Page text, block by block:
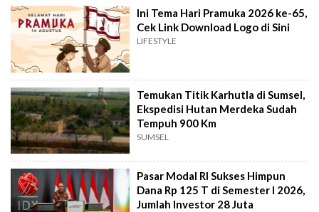
Ini Tema Hari Pramuka 2026 ke-65,
Cek Link Download Logo di Sini
LIFESTYLE
Temukan Titik Karhutla di Sumsel,
Ekspedisi Hutan Merdeka Sudah
Tempuh 900 Km
SUMSEL
Pasar Modal RI Sukses Himpun
Dana Rp 125 T di Semester I 2026,
Jumlah Investor 28 Juta